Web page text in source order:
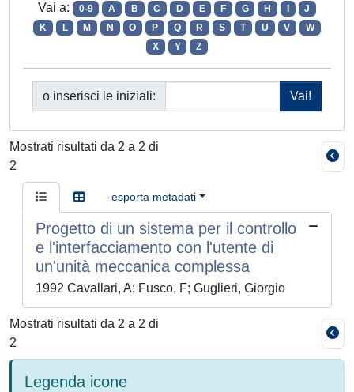
Vai a: 0-9 A B C D E F G H
J
K
L M N O P Q R S T U V
W
X
Y Z
o inserisci le iniziali:
Mostrati risultati da 2 a 2 di
2
esporta metadati
Progetto di un sistema per il controllo
e l'interfacciamento con l'utente di
un'unità meccanica complessa
1992 Cavallari, A; Fusco, F; Guglieri, Giorgio
Mostrati risultati da 2 a 2 di
2
Legenda icone